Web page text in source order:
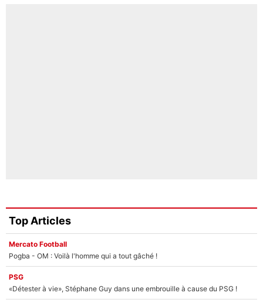
Top Articles
Mercato Football
Pogba - OM : Voilà l'homme qui a tout gâché !
PSG
«Détester à vie», Stéphane Guy dans une embrouille à cause du PSG !